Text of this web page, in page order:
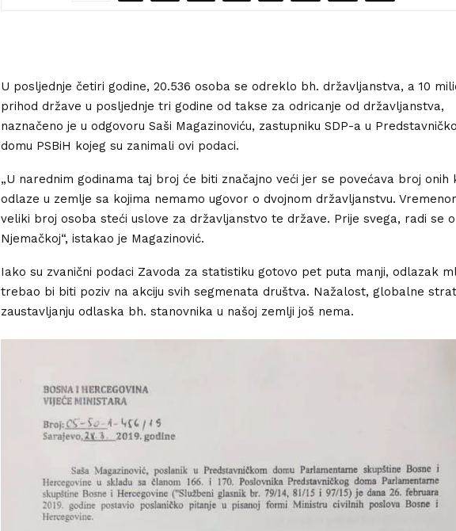
U posljednje četiri godine, 20.536 osoba se odreklo bh. državljanstva, a 10
prihod države u posljednje tri godine od takse za odricanje od državljanstva,
naznačeno je u odgovoru Saši Magazinoviću, zastupniku SDP-a u
domu PSBiH kojeg su zanimali ovi podaci.
„U narednim godinama taj broj će biti značajno veći jer se povećava broj onih
odlaze u zemlje sa kojima nemamo ugovor o dvojnom državljanstvu.
veliki broj osoba steći uslove za državljanstvo te države. Prije svega, radi se o
Njemačkoj“, istakao je Magazinović.
Iako su zvanični podaci Zavoda za statistiku gotovo pet puta manji, odlazak
trebao bi biti poziv na akciju svih segmenata društva. Nažalost, globalne
zaustavljanju odlaska bh. stanovnika u našoj zemlji još nema.